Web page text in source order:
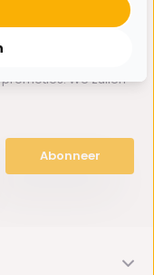
We zullen
Abonneer